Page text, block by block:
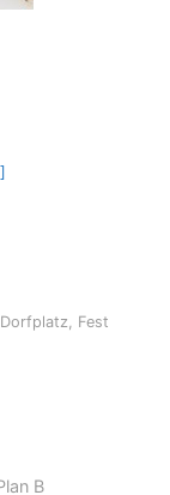
Dorfplatz, Fest
B